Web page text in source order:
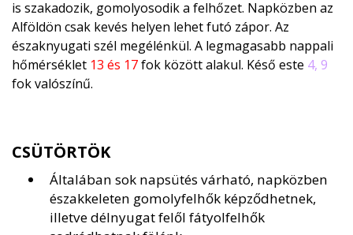
is szakadozik, gomolyosodik a felhőzet. Napközben az
Alföldön csak kevés helyen lehet futó zápor. Az
északnyugati szél megélénkül. A legmagasabb nappali
hőmérséklet 13 és 17fok között alakul. Késő este 4, 9
fok valószínű.
CSÜTÖRTÖK
Általában sok napsütés várható, napközben
északkeleten gomolyfelhők képződhetnek,
illetve délnyugat felől fátyolfelhők